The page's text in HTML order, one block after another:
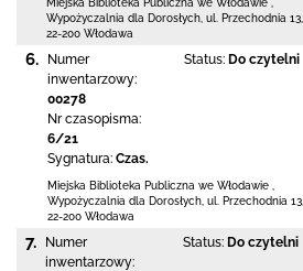
Miejska Biblioteka Publiczna we Włodawie
Wypożyczalnia dla Dorosłych, ul. Przechodnia 13
22-200 Włodawa
6.
Numer
inwentarzowy:
00278
Nr czasopisma:
6/21
Sygnatura: Czas.
Status: Do czytelni
Miejska Biblioteka Publiczna we Włodawie
Wypożyczalnia dla Dorosłych, ul. Przechodnia 13
22-200 Włodawa
7.
Numer
inwentarzowy:
Status: Do czytelni